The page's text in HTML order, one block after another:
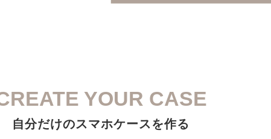
YOUR CASE
自分だけのスマホケースを作る